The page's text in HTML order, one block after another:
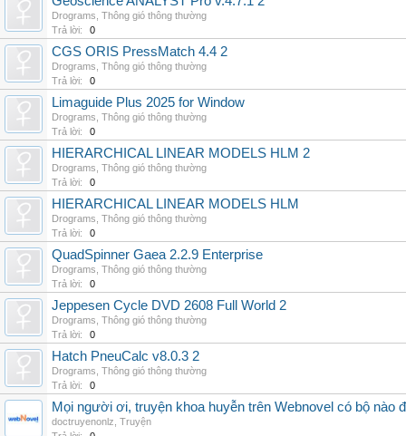
Drograms Thông gió thông thường
Trả lời:
0
CGS ORIS PressMatch 4.4 2
Drograms Thông gió thông thường
Trả lời:
0
Limaguide Plus 2025 for Window
Drograms Thông gió thông thường
Trả lời:
0
HIERARCHICAL LINEAR MODELS HLM 2
Drograms Thông gió thông thường
Trả lời:
0
HIERARCHICAL LINEAR MODELS HLM
Drograms Thông gió thông thường
Trả lời:
0
QuadSpinner Gaea 2.2.9 Enterprise
Drograms Thông gió thông thường
Trả lời:
0
Jeppesen Cycle DVD 2608 Full World 2
Drograms Thông gió thông thường
Trả lời:
0
Hatch PneuCalc v8.0.3 2
Drograms Thông gió thông thường
Trả lời:
0
Mọi người ơi, truyện khoa huyễn trên Webnovel có bộ nào
doctruyenonlz Truyện